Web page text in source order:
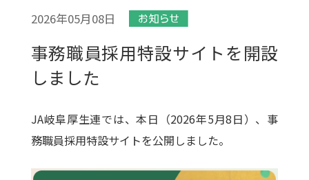
2026年05月08日
事務職員採用特設サイトを開設
しました
JA岐阜厚生連では、本日（2026年5月8日）、事
務職員採用特設サイトを公開しました。